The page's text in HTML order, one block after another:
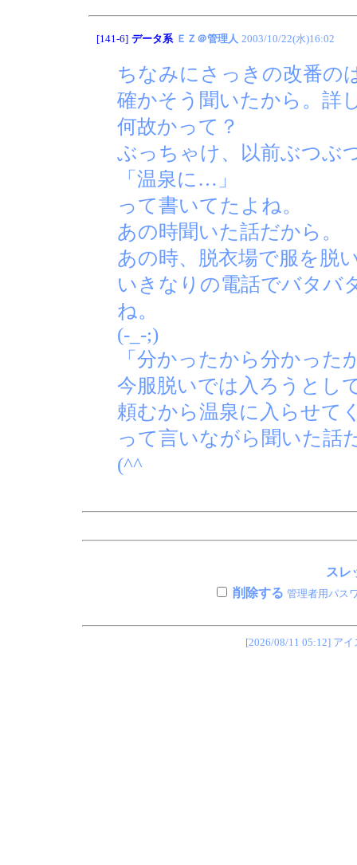
[141-6] データ系 ＥＺ＠管理人 2003/10/22(水)16:02
ちなみにさっきの改番の
確かそう聞いたから。詳
何故かって？
ぶっちゃけ、以前ぶつぶ
「温泉に…」
って書いてたよね。
あの時聞いた話だから。
あの時、脱衣場で服を脱
いきなりの電話でバタバ
ね。
(-_-;)
「分かったから分かっ
今服脱いでは入ろうとし
頼むから温泉に入らせて
って言いながら聞いた話
(^^ゞ
スレ
削除する 管理者用パス
[2026/08/11 05:12] ア